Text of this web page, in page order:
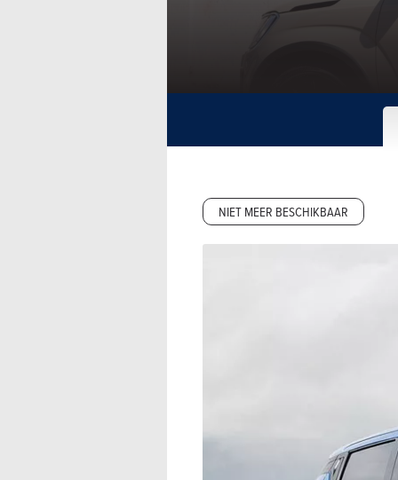
NIET MEER BESCHIKBAAR